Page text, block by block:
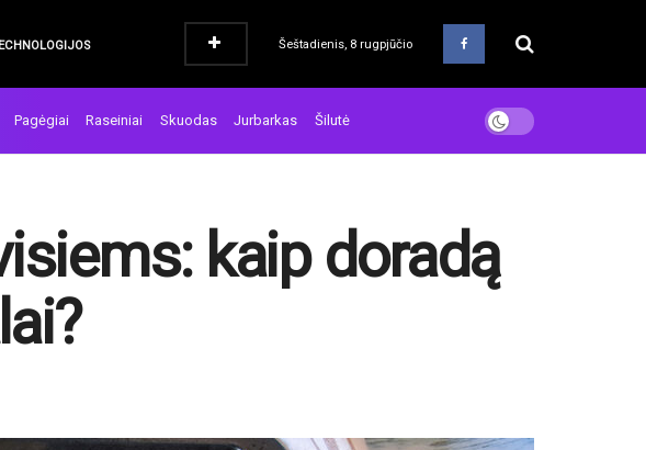
Šeštadienis, 8 rugpjūčio
Pagėgiai Raseiniai Skuodas Jurbarkas Šilutė
kaip doradą